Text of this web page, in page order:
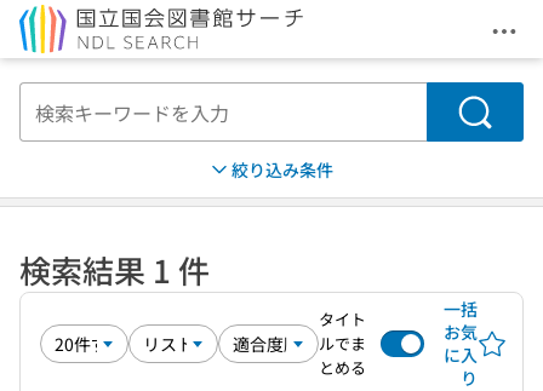
メ
検索
絞り込み条件
検索結果 1 件
タイト
ルでま
とめる
一括
お気
に入
り